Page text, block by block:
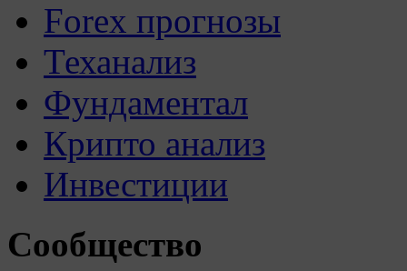
Forex прогнозы
Теханализ
Фундаментал
Крипто анализ
Инвестиции
Сообщество